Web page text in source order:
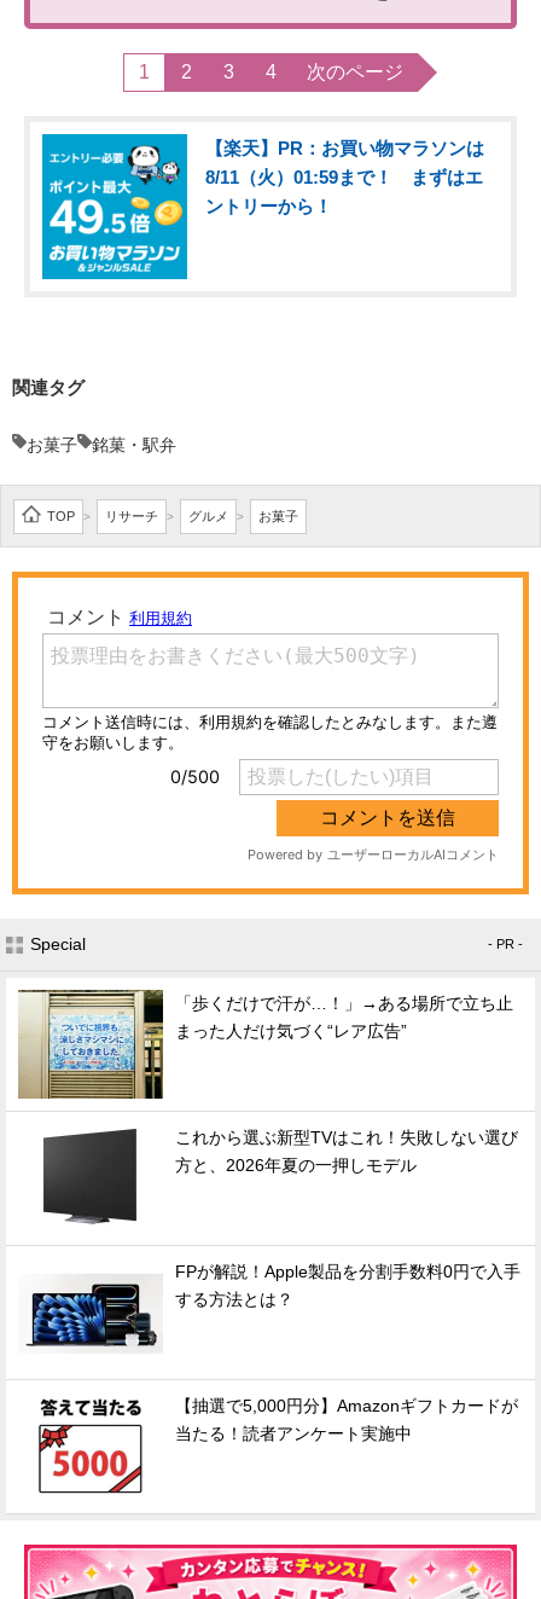
1 2 3 4 次のページ
【楽天】PR：お買い物マラソンは
8/11（火）01:59まで！ まずはエ
ントリーから！
関連タグ
お菓子 銘菓・駅弁
TOP > リサーチ > グルメ > お菓子
Special - PR -
「歩くだけで汗が…！」→ある場所で立ち止
まった人だけ気づく“レア広告”
これから選ぶ新型TVはこれ！失敗しない選び
方と、2026年夏の一押しモデル
FPが解説！Apple製品を分割手数料0円で入手
する方法とは？
【抽選で5,000円分】Amazonギフトカードが
当たる！読者アンケート実施中